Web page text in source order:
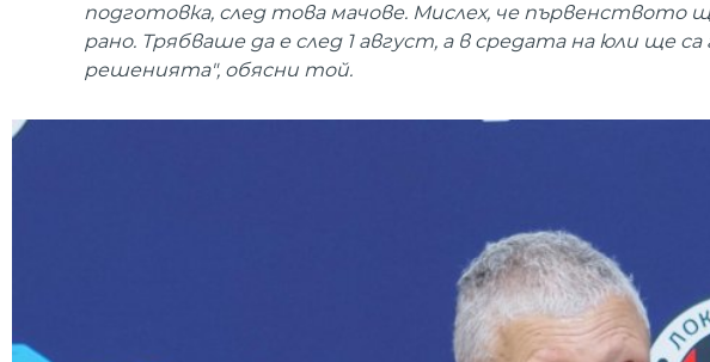
подготовка, след това мачове. Мислех, че първенството
рано. Трябваше да е след 1 август, а в средата на юли ще
решенията", обясни той.